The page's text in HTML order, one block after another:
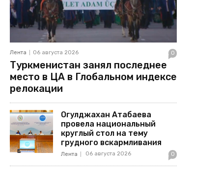
Лента 06 августа 2026 0
Туркменистан занял последнее
место в ЦА в Глобальном индексе
релокации
Огулджахан Атабаева
провела национальный
круглый стол на тему
грудного вскармливания
Лента 06 августа 2026 0